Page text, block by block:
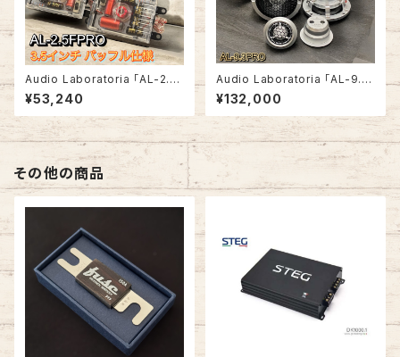
Audio Laboratoria 「AL-2.5F
PRO（3.5インチ バッフル特別仕
様）」 2.5インチハイエンドワイ
ドレンジ同軸スピーカー
¥53,240
Audio Laboratoria 「AL-9.3
PRO」フラッグシッププレミアム
3wayスピーカー
¥132,000
その他の商品